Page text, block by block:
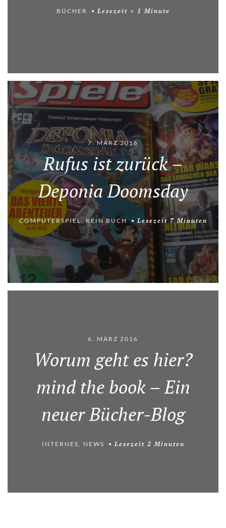
BÜCHER Lesezeit < 1 Minute
7. MÄRZ 2016
Rufus ist zurück –
Deponia Doomsday
COMPUTERSPIEL,KEIN BUCH Lesezeit 7 Minuten
6. MÄRZ 2016
Worum geht es hier?
mind the book – Ein
neuer Bücher-Blog
INTERNES, NEWS Lesezeit 2 Minuten